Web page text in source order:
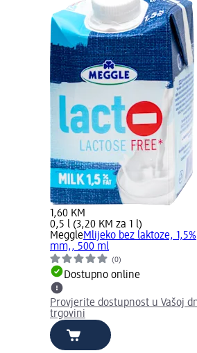
1,60 KM
0,5 l (3,20 KM za 1 l)
MeggleMlijeko bez laktoze, 1,5%
mm,, 500 ml
(0)
Dostupno online
Provjerite dostupnost u Vašoj
trgovini